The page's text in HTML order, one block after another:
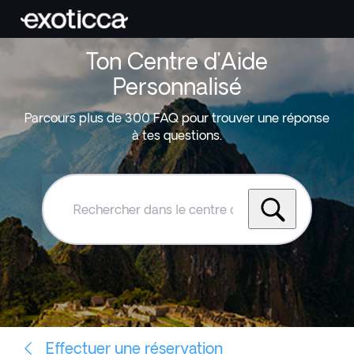
Ton Centre d’Aide
Personnalisé
Parcours plus de 300 FAQ pour trouver une réponse
à tes questions.
Rechercher
le
centre
d'aide
Exoticca
Effectuer une réservation